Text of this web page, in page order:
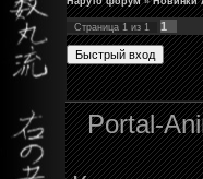
Страница 1 из 1 1
Portal-